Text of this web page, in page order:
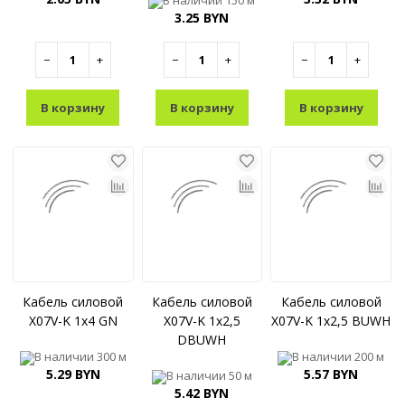
− +
В корзину
3.25 BYN
− +
В корзину
− +
В корзину
Кабель силовой
X07V-K 1x4 GN
В наличии 300 м
5.29 BYN
Кабель силовой
X07V-K 1x2,5
DBUWH
В наличии 50 м
5.42 BYN
Кабель силовой
X07V-K 1x2,5 BUWH
В наличии200 м
5.57 BYN